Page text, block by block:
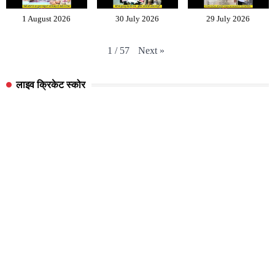
1 August 2026 30 July 2026 29 July 2026
1 / 57 Next »
लाइव क्रिकेट स्कोर